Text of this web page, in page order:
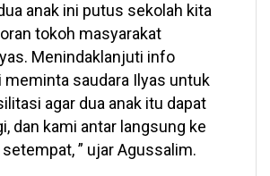
anak ini putus sekolah kita
tokoh masyarakat
Menindaklanjuti info
saudara Ilyas untuk
agar dua anak itu dapat
dan kami antar langsung ke
” ujar Agussalim.